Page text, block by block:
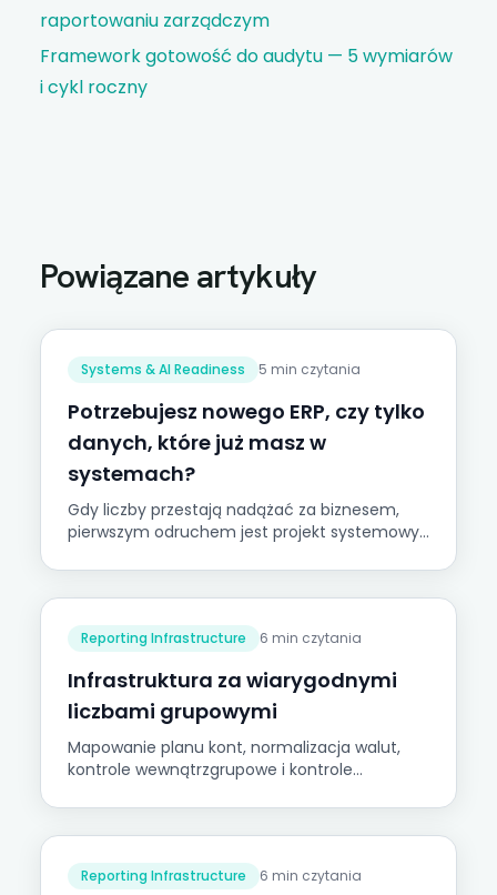
raportowaniu zarządczym
Framework gotowość do audytu — 5 wymiarów
i cykl roczny
Powiązane artykuły
Systems & AI Readiness 5 min czytania
Potrzebujesz nowego ERP, czy tylko
danych, które już masz w
systemach?
Gdy liczby przestają nadążać za biznesem,
pierwszym odruchem jest projekt systemowy
na spółki, przeszkolić. Często to naprawia
niewłaściwą warstwę. Kiedy nowy ERP
naprawdę się opłaca, kiedy szybciej jest
wykorzystać dane, które już masz, i dlaczego
Reporting Infrastructure 6 min czytania
Infrastruktura za wiarygodnymi
liczbami grupowymi
Mapowanie planu kont, normalizacja walut,
kontrole wewnątrzgrupowe i kontrole
która sprawia, że skonsolidowane
sprawozdania finansowe są godne zaufania.
Reporting Infrastructure 6 min czytania